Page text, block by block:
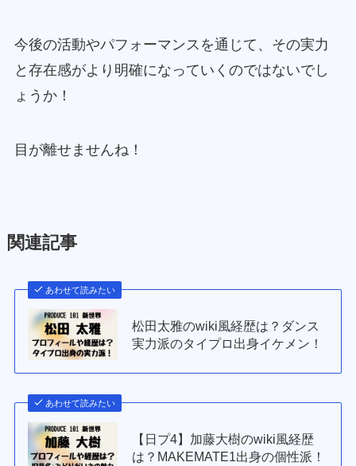
今後の活動やパフォーマンスを通じて、その実力
と存在感がより明確になっていくのではないでし
ょうか！
目が離せませんね！
関連記事
あわせて読みたい
松田太雅のwiki風経歴は？ダンス
実力派のタイプロ出身イケメン！
あわせて読みたい
【日プ4】加藤大樹のwiki風経歴
は？MAKEMATE1出身の個性派！